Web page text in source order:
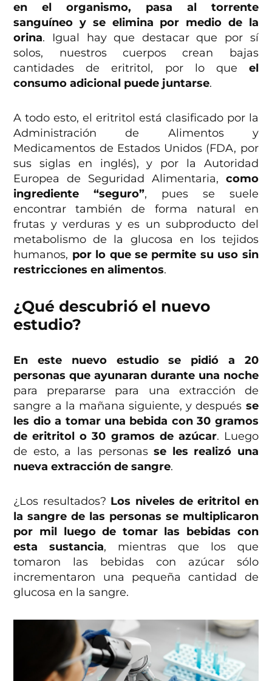
en el organismo, pasa al torrente
sanguíneo y se elimina por medio de la
orina. Igual hay que destacar que por sí
solos, nuestros cuerpos crean bajas
cantidades de eritritol, por lo que el
consumo adicional puede juntarse.
A todo esto, el eritritol está clasificado por la
Administración de Alimentos y
Medicamentos de Estados Unidos (FDA, por
sus siglas en inglés), y por la Autoridad
Europea de Seguridad Alimentaria, como
ingrediente “seguro”, pues se suele
encontrar también de forma natural en
frutas y verduras y es un subproducto del
metabolismo de la glucosa en los tejidos
humanos, por lo que se permite su uso sin
restricciones en alimentos.
¿Qué descubrió el nuevo
estudio?
En este nuevo estudio se pidió a 20
personas que ayunaran durante una noche
para prepararse para una extracción de
sangre a la mañana siguiente, y después se
les dio a tomar una bebida con 30 gramos
de eritritol o 30 gramos de azúcar. Luego
de esto, a las personasse les realizó una
nueva extracción de sangre.
¿Los resultados? Los niveles de eritritol en
la sangre de las personas se multiplicaron
por mil luego de tomar las bebidas con
esta sustancia, mientras que los que
tomaron las bebidas con azúcar sólo
incrementaron una pequeña cantidad de
glucosa en la sangre.